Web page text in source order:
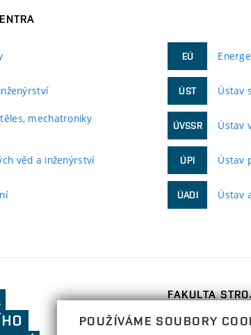
mechatroniky
věd a inženýrství
EÚ
ÚST Ústav
ÚVSSR Ústav
ÚPI Ústav
ÚADI Ústav
Fakulta
inženýrství,
FAKULTA
Technická 2896/2
POUŽÍVÁME SOUBORY